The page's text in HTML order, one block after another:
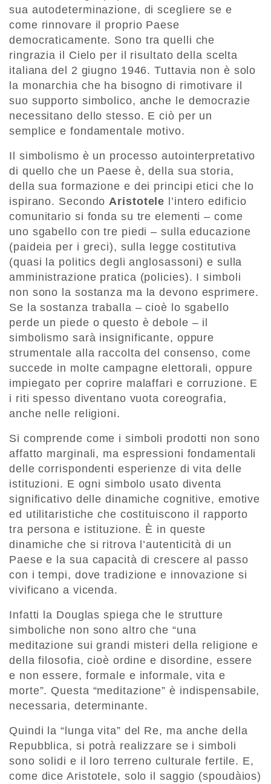
sua autodeterminazione, di scegliere se e
come rinnovare il proprio Paese
democraticamente. Sono tra quelli che
ringrazia il Cielo per il risultato della scelta
italiana del 2 giugno 1946. Tuttavia non è solo
la monarchia che ha bisogno di rimotivare il
suo supporto simbolico, anche le democrazie
necessitano dello stesso. E ciò per un
semplice e fondamentale motivo.
Il simbolismo è un processo autointerpretativo
di quello che un Paese è, della sua storia,
della sua formazione e dei principi etici che lo
ispirano. Secondo Aristotele l’intero edificio
comunitario si fonda su tre elementi – come
uno sgabello con tre piedi – sulla educazione
(paideia per i greci), sulla legge costitutiva
(quasi la politics degli anglosassoni) e sulla
amministrazione pratica (policies). I simboli
non sono la sostanza ma la devono esprimere.
Se la sostanza traballa – cioè lo sgabello
perde un piede o questo è debole – il
simbolismo sarà insignificante, oppure
strumentale alla raccolta del consenso, come
succede in molte campagne elettorali, oppure
impiegato per coprire malaffari e corruzione. E
i riti spesso diventano vuota coreografia,
anche nelle religioni.
Si comprende come i simboli prodotti non sono
affatto marginali, ma espressioni fondamentali
delle corrispondenti esperienze di vita delle
istituzioni. E ogni simbolo usato diventa
significativo delle dinamiche cognitive, emotive
ed utilitaristiche che costituiscono il rapporto
tra persona e istituzione. È in queste
dinamiche che si ritrova l’autenticità di un
Paese e la sua capacità di crescere al passo
con i tempi, dove tradizione e innovazione si
vivificano a vicenda.
Infatti la Douglas spiega che le strutture
simboliche non sono altro che “una
meditazione sui grandi misteri della religione e
della filosofia, cioè ordine e disordine, essere
e non essere, formale e informale, vita e
morte”. Questa “meditazione” è indispensabile,
necessaria, determinante.
Quindi la “lunga vita” del Re, ma anche della
Repubblica, si potrà realizzare se i simboli
sono solidi e il loro terreno culturale fertile. E,
come dice Aristotele, solo il saggio (spoudàios)